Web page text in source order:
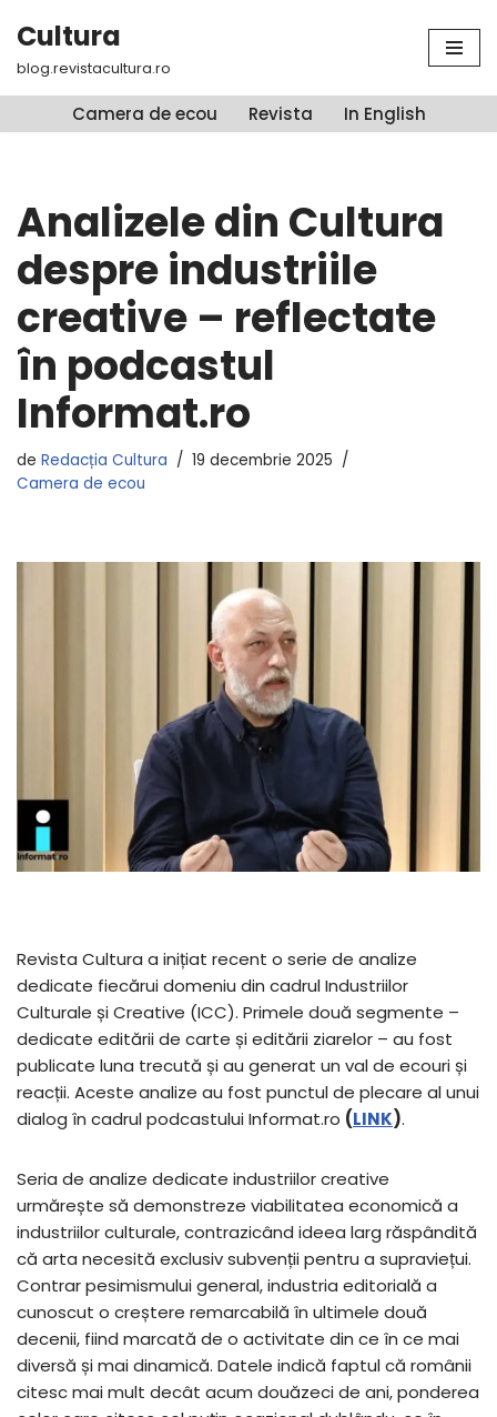
Sari
conținut
Cultura
blog.revistacultura.ro
Camera de ecou Revista In English
Analizele din Cultura
despre industriile
creative – reflectate
în podcastul
Informat.ro
de Redacția Cultura
19 decembrie 2025
Camera de ecou
Revista Cultura a inițiat recent o serie de analize
dedicate fiecărui domeniu din cadrul Industriilor
Culturale și Creative (ICC). Primele două segmente –
dedicate editării de carte și editării ziarelor – au fost
publicate luna trecută și au generat un val de ecouri și
reacții. Aceste analize au fost punctul de plecare al unui
dialog în cadrul podcastului Informat.ro (LINK).
Seria de analize dedicate industriilor creative
urmărește să demonstreze viabilitatea economică a
industriilor culturale, contrazicând ideea larg răspândită
că arta necesită exclusiv subvenții pentru a supraviețui.
Contrar pesimismului general, industria editorială a
cunoscut o creștere remarcabilă în ultimele două
decenii, fiind marcată de o activitate din ce în ce mai
diversă și mai dinamică. Datele indică faptul că românii
citesc mai mult decât acum douăzeci de ani, ponderea